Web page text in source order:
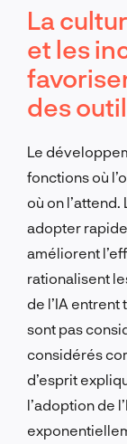
La
et les
des
Le
fonctions où
où on
adopter
améliorent
rationalisent
de l’IA
sont pas
considérés
d’esprit
l’adoption de